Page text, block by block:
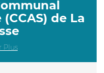
de La
Plus